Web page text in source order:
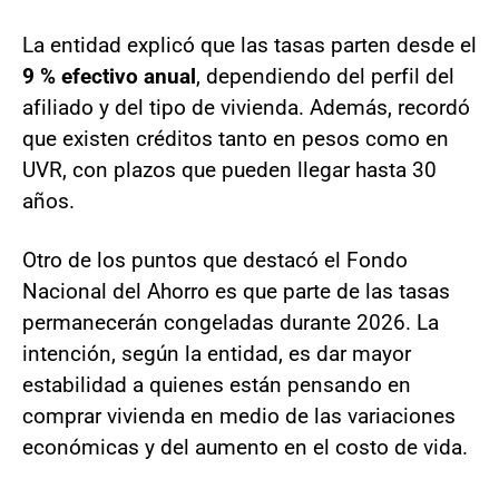
La entidad explicó que las tasas parten desde el
9 % efectivo anual, dependiendo del perfil del
afiliado y del tipo de vivienda. Además, recordó
que existen créditos tanto en pesos como en
UVR, con plazos que pueden llegar hasta 30
años.
Otro de los puntos que destacó el Fondo
Nacional del Ahorro es que parte de las tasas
permanecerán congeladas durante 2026. La
intención, según la entidad, es dar mayor
estabilidad a quienes están pensando en
comprar vivienda en medio de las variaciones
económicas y del aumento en el costo de vida.